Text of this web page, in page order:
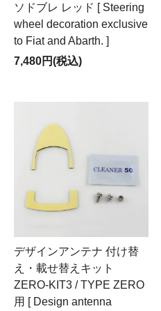
ソドブレ レッド [ Steering
wheel decoration exclusive
to Fiat and Abarth. ]
7,480円(税込)
デザインアンテナ 付け替
え・載せ替えキット
ZERO-KIT3 / TYPE ZERO
用 [ Design antenna